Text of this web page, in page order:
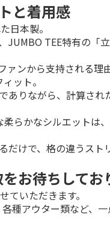
と着用感
日本製。
TEE特有の「
ンから支持される理
ット。
ありながら、計算され
らかなシルエットは
だけで、格の違うスト
お待ちしてお
ていただきます。
種アウター類など、